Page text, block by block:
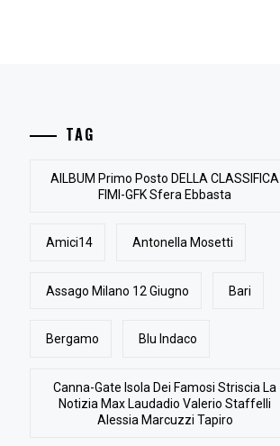
TAG
AlLBUM Primo Posto DELLA CLASSIFICA
FIMI-GFK Sfera Ebbasta
Amici14 Antonella Mosetti
Assago Milano 12 Giugno Bari
Bergamo Blu Indaco
Canna-Gate Isola Dei Famosi Striscia La
Notizia Max Laudadio Valerio Staffelli
Alessia Marcuzzi Tapiro